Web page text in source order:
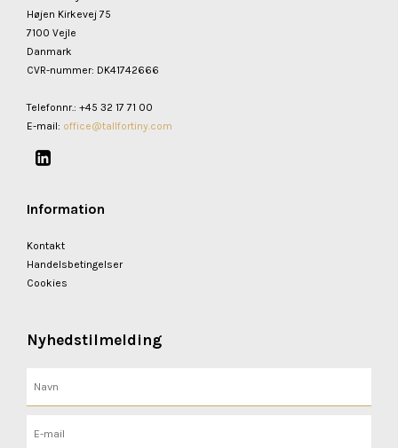
Højen Kirkevej 75
7100 Vejle
Danmark
CVR-nummer: DK41742666
Telefonnr.: +45 32 17 71 00
E-mail: office@tallfortiny.com
Information
Kontakt
Handelsbetingelser
Cookies
Nyhedstilmelding